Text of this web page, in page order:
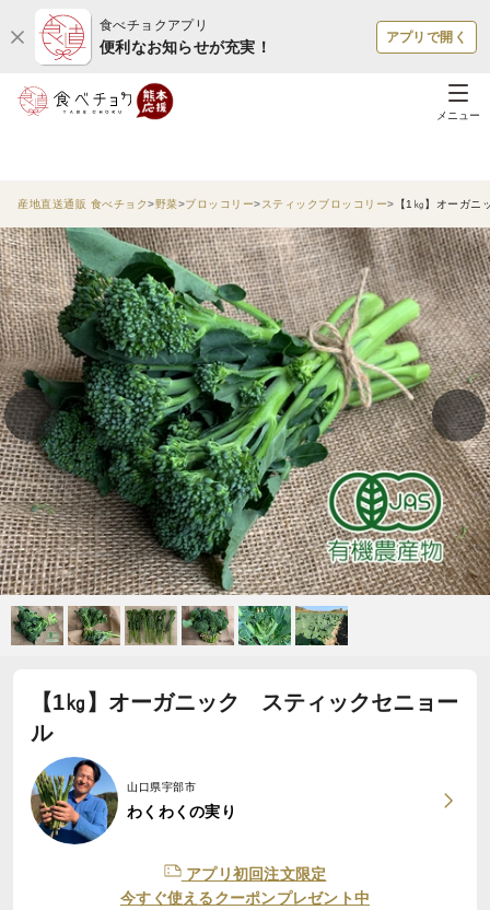
食べチョクアプリ
便利なお知らせが充実！
アプリで開く
メニュー
産地直送通販 食べチョク 野菜 ブロッコリー スティックブロッコリー 【1㎏】オーガ
【1㎏】オーガニック スティックセニョー
ル
山口県宇部市
わくわくの実り
アプリ初回注文限定
今すぐ使えるクーポンプレゼント中